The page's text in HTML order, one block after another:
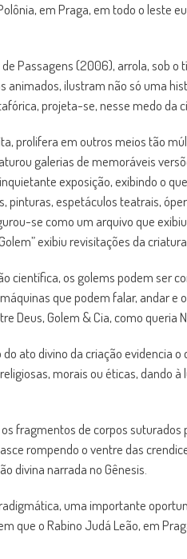
em Praga, em todo o leste
Passagens (2006), arrola, sob
ilustram não só uma
projeta-se, nesse medo da
prolifera em outros meios tão
galerias de memoráveis
exposição, exibindo o
espetáculos teatrais,
se como um arquivo que
exibiu revisitações da
científica, os golems podem ser
que podem falar, andar
Deus, Golem & Cia, como queria
ato divino da criação evidencia
morais ou éticas, dando
fragmentos de corpos
rompendo o ventre das
divina narrada no Gênesis.
uma importante
que o Rabino Judá Leão, em